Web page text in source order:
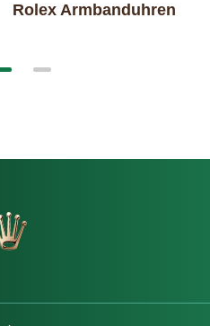
Rolex Armbanduhren